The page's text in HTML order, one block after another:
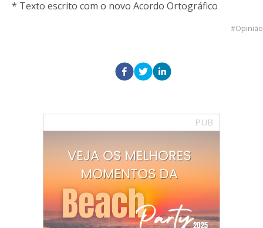
* Texto escrito com o novo Acordo Ortográfico
Opinião
PUB